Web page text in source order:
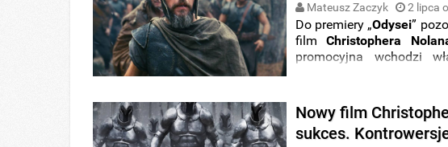
Mateusz Zaczyk 2 lipca
Do premiery „Odysei”
filmChristophera
promocyjna wchodzi
zamiast odpowiedzieć
podsyca ciekawość widzów.
Nowy film
sukces.